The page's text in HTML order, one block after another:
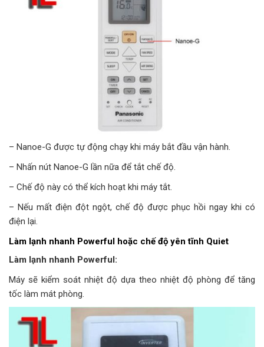
– Nanoe-G được tự động chạy khi máy bắt đầu vận hành.
– Nhấn nút Nanoe-G lần nữa để tắt chế độ.
– Chế độ này có thể kích hoạt khi máy tắt.
– Nếu mất điện đột ngột, chế độ được phục hồi ngay khi có
điện lại.
Làm lạnh nhanh Powerful hoặc chế độ yên tĩnh Quiet
Làm lạnh nhanh Powerful:
Máy sẽ kiểm soát nhiệt độ dựa theo nhiệt độ phòng để tăng
tốc làm mát phòng.